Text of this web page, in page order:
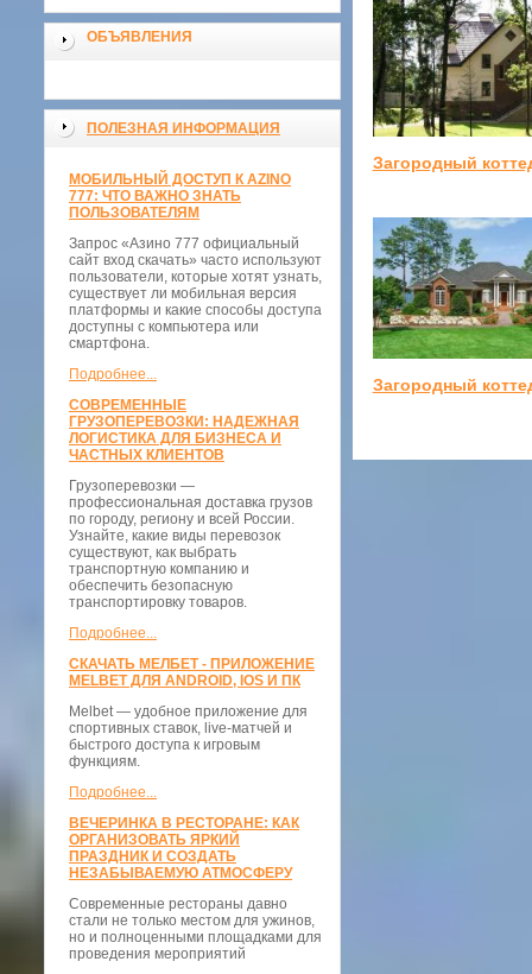
ОБЪЯВЛЕНИЯ
ПОЛЕЗНАЯ ИНФОРМАЦИЯ
МОБИЛЬНЫЙ ДОСТУП К AZINO
777: ЧТО ВАЖНО ЗНАТЬ
ПОЛЬЗОВАТЕЛЯМ
Запрос «Азино 777 официальный
сайт вход скачать» часто используют
пользователи, которые хотят узнать,
существует ли мобильная версия
платформы и какие способы доступа
доступны с компьютера или
смартфона.
Подробнее...
СОВРЕМЕННЫЕ
ГРУЗОПЕРЕВОЗКИ: НАДЕЖНАЯ
ЛОГИСТИКА ДЛЯ БИЗНЕСА И
ЧАСТНЫХ КЛИЕНТОВ
Грузоперевозки —
профессиональная доставка грузов
по городу, региону и всей России.
Узнайте, какие виды перевозок
существуют, как выбрать
транспортную компанию и
обеспечить безопасную
транспортировку товаров.
Подробнее...
СКАЧАТЬ МЕЛБЕТ - ПРИЛОЖЕНИЕ
MELBET ДЛЯ ANDROID, IOS И ПК
Melbet — удобное приложение для
спортивных ставок, live-матчей и
быстрого доступа к игровым
функциям.
Подробнее...
ВЕЧЕРИНКА В РЕСТОРАНЕ: КАК
ОРГАНИЗОВАТЬ ЯРКИЙ
ПРАЗДНИК И СОЗДАТЬ
НЕЗАБЫВАЕМУЮ АТМОСФЕРУ
Современные рестораны давно
стали не только местом для ужинов,
но и полноценными площадками для
проведения мероприятий
Загородный
Загородный